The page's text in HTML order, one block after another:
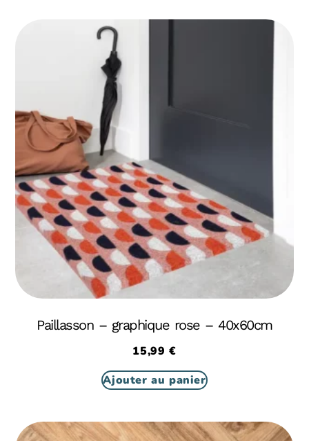
Paillasson – graphique rose – 40x60cm
15,99 €
Ajouter au panier